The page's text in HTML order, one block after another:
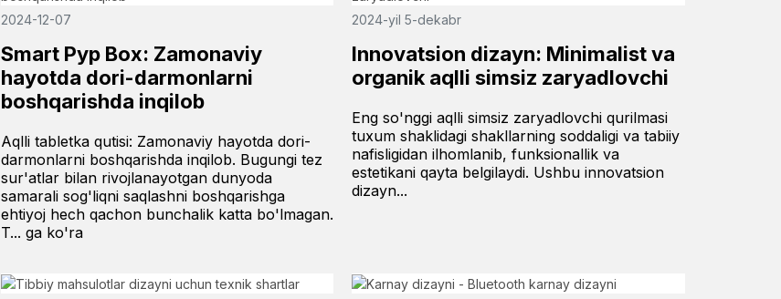
2024-12-07
Smart Pyp Box: Zamonaviy
hayotda dori-darmonlarni
boshqarishda inqilob
Aqlli tabletka qutisi: Zamonaviy hayotda dori-
darmonlarni boshqarishda inqilob. Bugungi tez
sur'atlar bilan rivojlanayotgan dunyoda
samarali sog'liqni saqlashni boshqarishga
ehtiyoj hech qachon bunchalik katta bo'lmagan.
T... ga ko'ra
2024-yil 5-dekabr
Innovatsion dizayn: Minimalist va
organik aqlli simsiz zaryadlovchi
Eng so'nggi aqlli simsiz zaryadlovchi qurilmasi
tuxum shaklidagi shakllarning soddaligi va tabiiy
nafisligidan ilhomlanib, funksionallik va
estetikani qayta belgilaydi. Ushbu innovatsion
dizayn...